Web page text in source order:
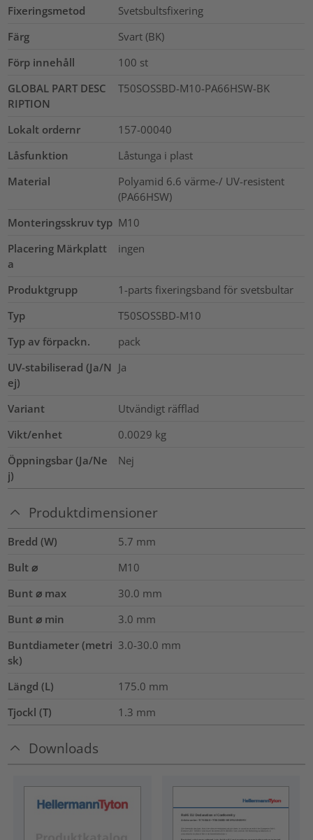
Fixeringsmetod
Svetsbultsfixering
Färg
Svart (BK)
Förp innehåll
100 st
GLOBAL PART DESC
RIPTION
T50SOSSBD-M10-PA66HSW-BK
Lokalt ordernr
157-00040
Låsfunktion
Låstunga i plast
Material
Polyamid 6.6 värme-/ UV-resistent
(PA66HSW)
Monteringsskruv typ M10
Placering Märkplatt
a
ingen
Produktgrupp
1-parts fixeringsband för svetsbultar
Typ
T50SOSSBD-M10
Typ av förpackn.
pack
UV-stabiliserad (Ja/N
ej)
Ja
Variant
Utvändigt räfflad
Vikt/enhet
0.0029 kg
Öppningsbar (Ja/Ne
j)
Nej
Produktdimensioner
Bredd (W) 5.7 mm
Bult ⌀
M10
Bunt ⌀ max
30.0 mm
Bunt ⌀ min
3.0 mm
Buntdiameter (metri
sk)
3.0-30.0 mm
Längd (L) 175.0 mm
Tjockl (T)
1.3 mm
Downloads